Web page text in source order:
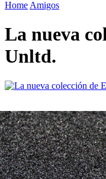
Home Amigos
La nueva
Unltd.